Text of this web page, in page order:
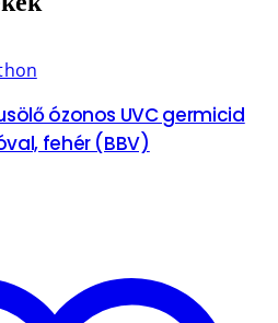
ózonos UVC germicid
fehér (BBV)